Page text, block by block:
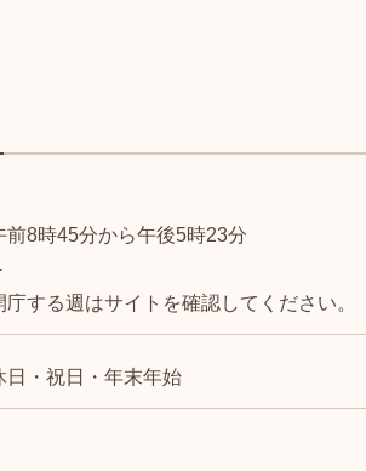
前8時45分から午後5時23分
庁する週はサイトを確認してください。
日・祝日・年末年始